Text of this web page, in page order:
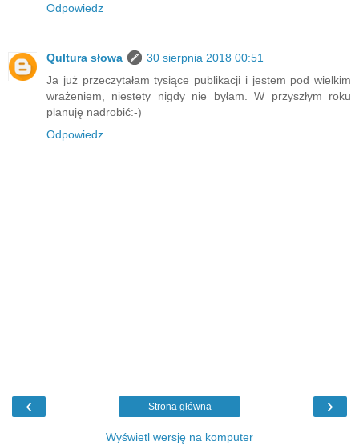
Odpowiedz
Qultura słowa
30 sierpnia 2018 00:51
Ja już przeczytałam tysiące publikacji i jestem pod wielkim
wrażeniem, niestety nigdy nie byłam. W przyszłym roku
planuję nadrobić:-)
Odpowiedz
‹ ›
Strona główna
Wyświetl wersję na komputer